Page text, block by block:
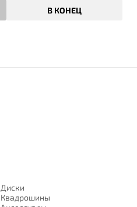
В КОНЕЦ
Диски
Квадрошины